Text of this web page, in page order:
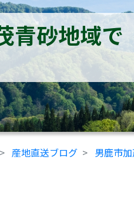
青砂地域
産地直送ブログ 男鹿市